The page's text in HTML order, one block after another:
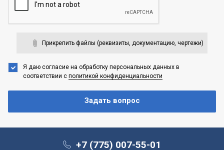
Прикрепить файлы (реквизиты, документацию, чертежи)
Я даю согласие на обработку персональных данных в
соответствии с политикой конфиденциальности
+7 (775) 007-55-01